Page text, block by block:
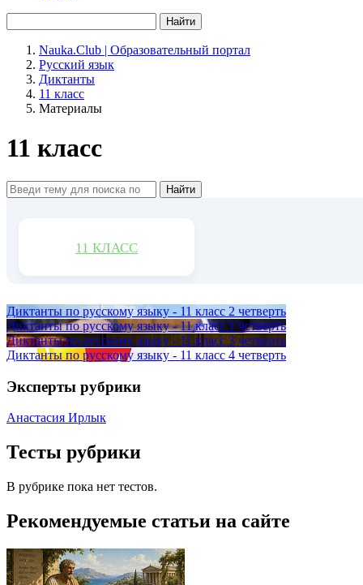
Найти
Nauka.Club | Образовательный портал
Русский язык
Диктанты
11 класс
Материалы
11 класс
Найти
11 КЛАСС
Диктанты по русскому языку - 11 класс 2 четверть
Диктанты по русскому языку - 11 класс 1 четверть
Диктанты по русскому языку - 11 класс 3 четверть
Диктанты по русскому языку - 11 класс 4 четверть
Эксперты рубрики
Анастасия Ирлык
Тесты рубрики
В рубрике пока нет тестов.
Рекомендуемые статьи на сайте